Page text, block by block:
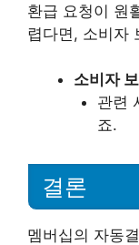
환급 요청이 원
렵다면, 소비자
소비자
관련
죠.
결론
멤버십의 자동